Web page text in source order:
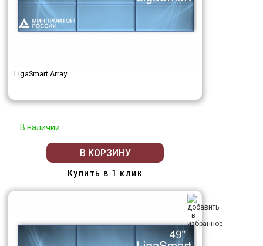
LigaSmart Array
В наличии
В КОРЗИНУ
Купить в 1 клик